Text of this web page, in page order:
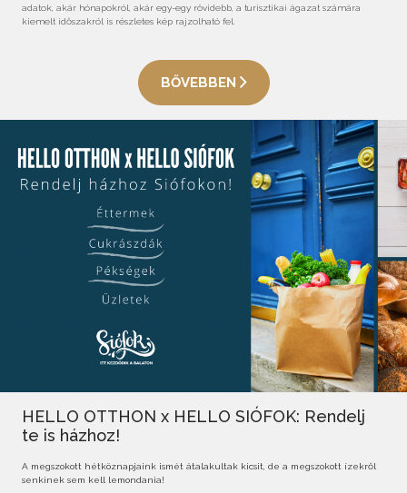
adatok, akár hónapokról, akár egy-egy rövidebb, a turisztikai ágazat számára
kiemelt időszakról is részletes kép rajzolható fel.
BŐVEBBEN
HELLO OTTHON x HELLO SIÓFOK: Rendelj
te is házhoz!
A megszokott hétköznapjaink ismét átalakultak kicsit, de a megszokott ízekről
senkinek sem kell lemondania!